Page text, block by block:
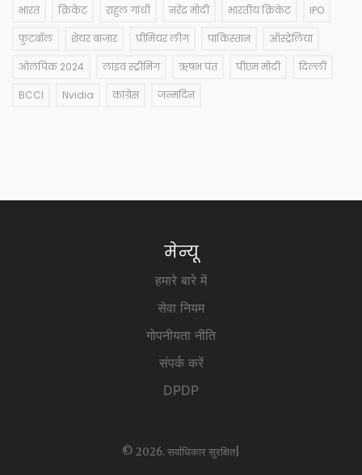
भारत क्रिकेट राहुल गांधी नरेंद्र मोदी भारतीय क्रिकेट IPO
फुटबॉल शेयर बाजार प्रीमियर लीग पाकिस्तान ऑस्ट्रेलिया
ओलंपिक 2024 लाइव स्ट्रीमिंग ऋषभ पंत पीएम मोदी दिल्ली
BCCI Nvidia कांग्रेस जन्मदिन
मेन्यू
हमारे बारे में
सेवा नियम
गोपनीयता नीति
संपर्क करें
DPDP
© 2026. सर्वाधिकार सुरक्षित|